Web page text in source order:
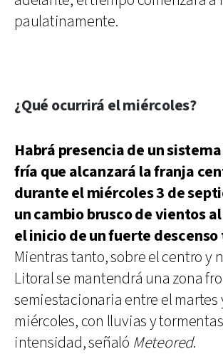
paulatinamente.
¿Qué ocurrirá el miércoles?
Habrá presencia de un
fría que alcanzará la franja
durante el miércoles 3 de
un cambio brusco de vientos
el inicio de un fuerte
Mientras tanto, sobre el centro y
Litoral se mantendrá una zona
semiestacionaria entre el martes
miércoles, con lluvias y
intensidad, señaló Meteored.